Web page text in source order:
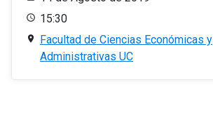
15:30
Facultad de Ciencias Económicas y
Administrativas UC